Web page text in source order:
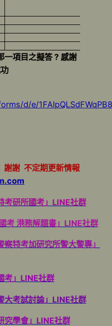
一項目之擬答 ? 感謝
d/e/
謝謝 不定期更新情報
考研所國考」LINE社群
考 港務解題書」LINE社群
特考加研究所警大警專」
考」LINE社群
大考試討論」LINE社群
究學會」LINE社群